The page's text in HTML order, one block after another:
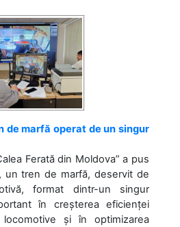
de marfă operat de un singur
Ferată din Moldova” a pus
un tren de marfă, deservit de
format dintr-un singur
în creșterea eficienței
și în optimizarea